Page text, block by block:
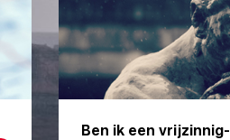
Ben ik een vrijzinnig-